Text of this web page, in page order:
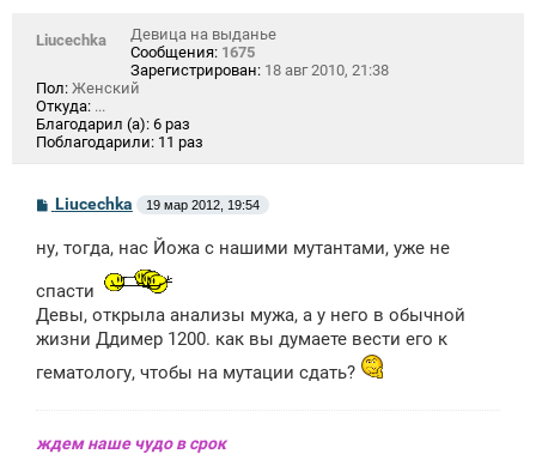
Liucechka
Девица на выданье
Сообщения: 1675
Зарегистрирован: 18 авг 2010, 21:38
Пол: Женский
Откуда: ...
Благодарил (а): 6 раз
Поблагодарили: 11 раз
С
б
е
н
и
е
Liucechka 19 мар 2012, 19:54
ну, тогда, нас Йожа с нашими мутантами, уже не
спасти
Девы, открыла анализы мужа, а у него в обычной
жизни Ддимер 1200. как вы думаете вести его к
гематологу, чтобы на мутации сдать?
ждем наше чудо в срок